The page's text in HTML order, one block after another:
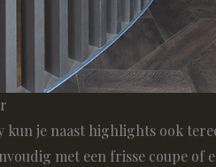
kun je naast highlights ook
met een frisse coupe of